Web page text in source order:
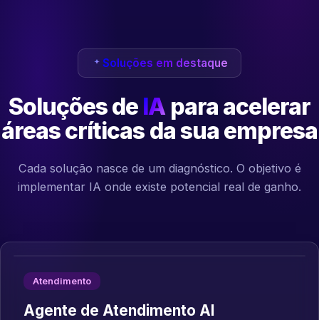
Soluções em destaque
Soluções de IA para acelerar
áreas críticas da sua empresa
Cada solução nasce de um diagnóstico. O objetivo é
implementar IA onde existe potencial real de ganho.
Atendimento
Agente de Atendimento AI